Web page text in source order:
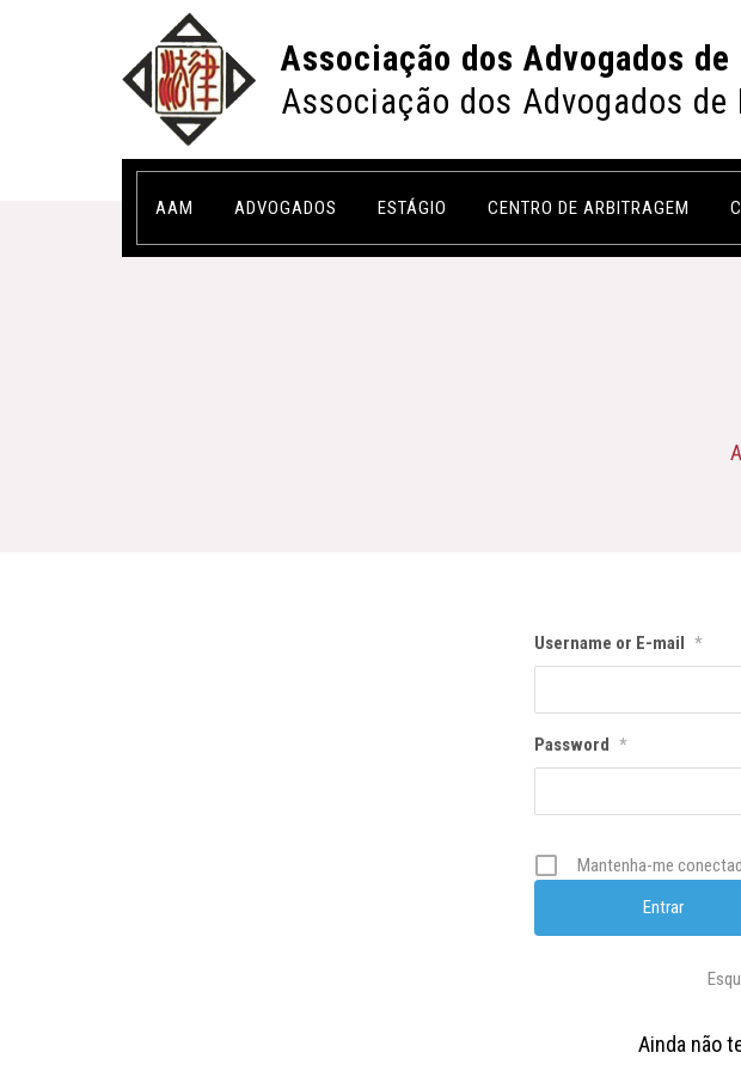
Associação dos Advogados de
Associação dos Advogados de
AAM ADVOGADOS ESTÁGIO CENTRO DE ARBITRAGEM
Username or E-mail *
Password *
Mantenha-me
Ainda não